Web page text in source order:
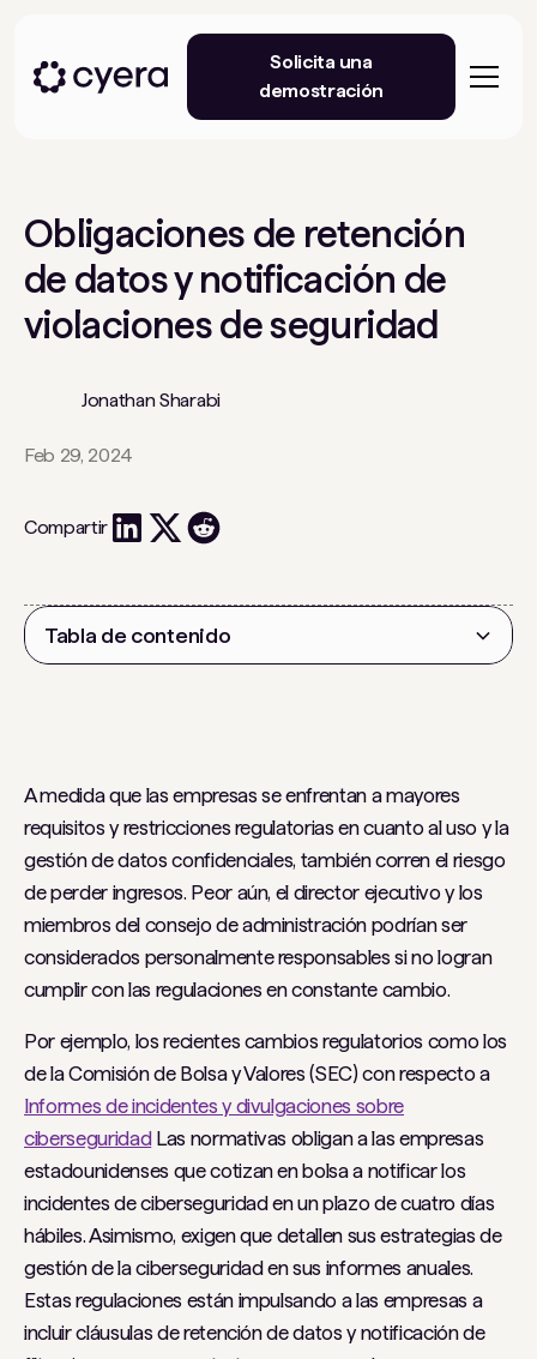
Solicita una
demostración
Obligaciones de retención
de datos y notificación de
violaciones de seguridad
Jonathan Sharabi
Feb 29, 2024
Compartir
A medida que las empresas se enfrentan a mayores
requisitos y restricciones regulatorias en cuanto al uso y la
gestión de datos confidenciales, también corren el riesgo
de perder ingresos. Peor aún, el director ejecutivo y los
miembros del consejo de administración podrían ser
considerados personalmente responsables si no logran
cumplir con las regulaciones en constante cambio.
Por ejemplo, los recientes cambios regulatorios como los
de la Comisión de Bolsa y Valores (SEC) con respecto a
Informes de incidentes y divulgaciones sobre
ciberseguridadLas normativas obligan a las empresas
estadounidenses que cotizan en bolsa a notificar los
incidentes de ciberseguridad en un plazo de cuatro días
hábiles. Asimismo, exigen que detallen sus estrategias de
gestión de la ciberseguridad en sus informes anuales.
Estas regulaciones están impulsando a las empresas a
incluir cláusulas de retención de datos y notificación de
Tabla de contenido